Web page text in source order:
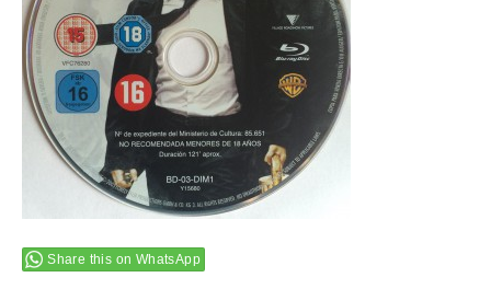
Share this on WhatsApp